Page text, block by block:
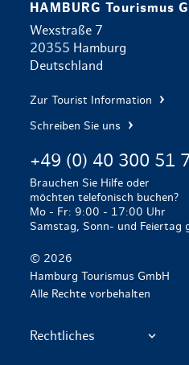
HAMBURG Tourismus
Wexstraße 7
20355 Hamburg
Deutschland
Zur Tourist Information
Schreiben Sie uns
+49 (0) 40 300 51
Brauchen Sie Hilfe oder
möchten telefonisch buchen?
Mo - Fr: 9:00 - 17:00 Uhr
Samstag, Sonn- und Feiertag
© 2026
Hamburg Tourismus GmbH
Alle Rechte vorbehalten
Rechtliches